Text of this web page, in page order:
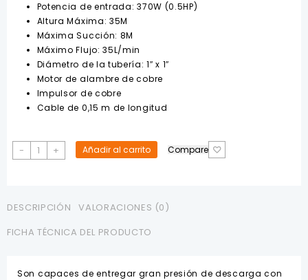
Potencia de entrada: 370W (0.5HP)
Altura Máxima: 35M
Máxima Succión: 8M
Máximo Flujo: 35L/min
Diámetro de la tubería: 1″ x 1″
Motor de alambre de cobre
Impulsor de cobre
Cable de 0,15 m de longitud
-
Bomba
de
HP
1"X1"
+ Añadir al carrito Compare
DESCRIPCIÓN
VALORACIONES (0)
FICHA TÉCNICA DEL PRODUCTO
Son capaces de entregar gran presión de descarga con